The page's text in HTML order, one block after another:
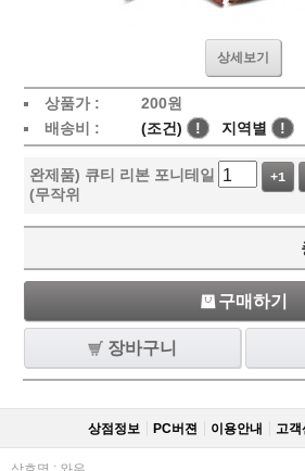
상세보기
상품가 : 200원
배송비 :
(조건) ! 지역별 !
완제품) 큐티 리본 포니테일
(무작위
+1
구매하기
장바구니
상점정보 PC버젼 이용안내 고객